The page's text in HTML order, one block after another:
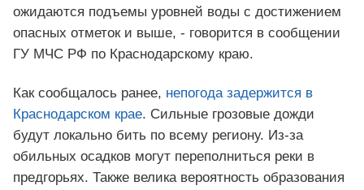
ожидаются подъемы уровней воды с достижением
опасных отметок и выше, - говорится в сообщении
ГУ МЧС РФ по Краснодарскому краю.
Как сообщалось ранее, непогода задержится в
Краснодарском крае. Сильные грозовые дожди
будут локально бить по всему региону. Из-за
обильных осадков могут переполниться реки в
предгорьях. Также велика вероятность образования